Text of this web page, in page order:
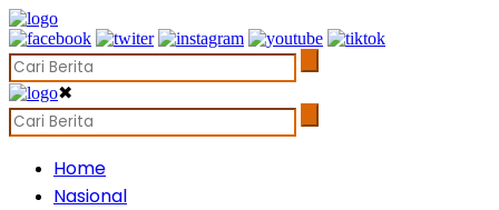
✖
Home
Nasional